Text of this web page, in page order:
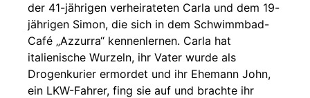
der 41-jährigen verheirateten Carla und dem 19-
jährigen Simon, die sich in dem Schwimmbad-
Café „Azzurra“ kennenlernen. Carla hat
italienische Wurzeln, ihr Vater wurde als
Drogenkurier ermordet und ihr Ehemann John,
ein LKW-Fahrer, fing sie auf und brachte ihr